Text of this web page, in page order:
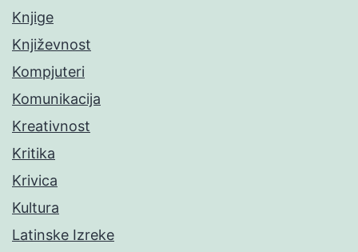
Knjige
Književnost
Kompjuteri
Komunikacija
Kreativnost
Kritika
Krivica
Kultura
Latinske Izreke